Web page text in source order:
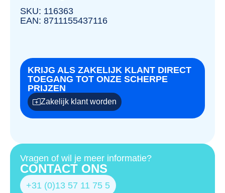
SKU: 116363
EAN: 8711155437116
KRIJG ALS ZAKELIJK KLANT DIRECT
TOEGANG TOT ONZE SCHERPE
PRIJZEN
Zakelijk klant worden
Vragen of wil je meer informatie?
CONTACT ONS
+31 (0)13 57 11 75 5